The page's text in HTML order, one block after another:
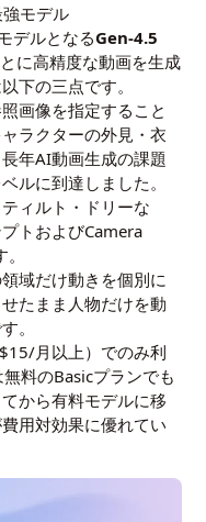
モデル
デルとなるGen-4.5
に高精度な動画を生成
下の三点です。
照画像を指定すること
ラクターの外見・衣
年AI動画生成の課題
ルに到達しました。
ィルト・ドリーな
トおよびCamera
域だけ動きを個別に
たまま人物だけを動
。
月以上）でのみ利
無料のBasicプランでも
から有料モデルに移
用対効果に優れてい